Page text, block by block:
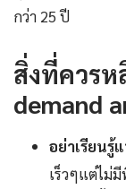
กว่า 25 ปี
สิ่งที่ควรห
demand
อย่าเรียน
เร็วๆแต่ไม่